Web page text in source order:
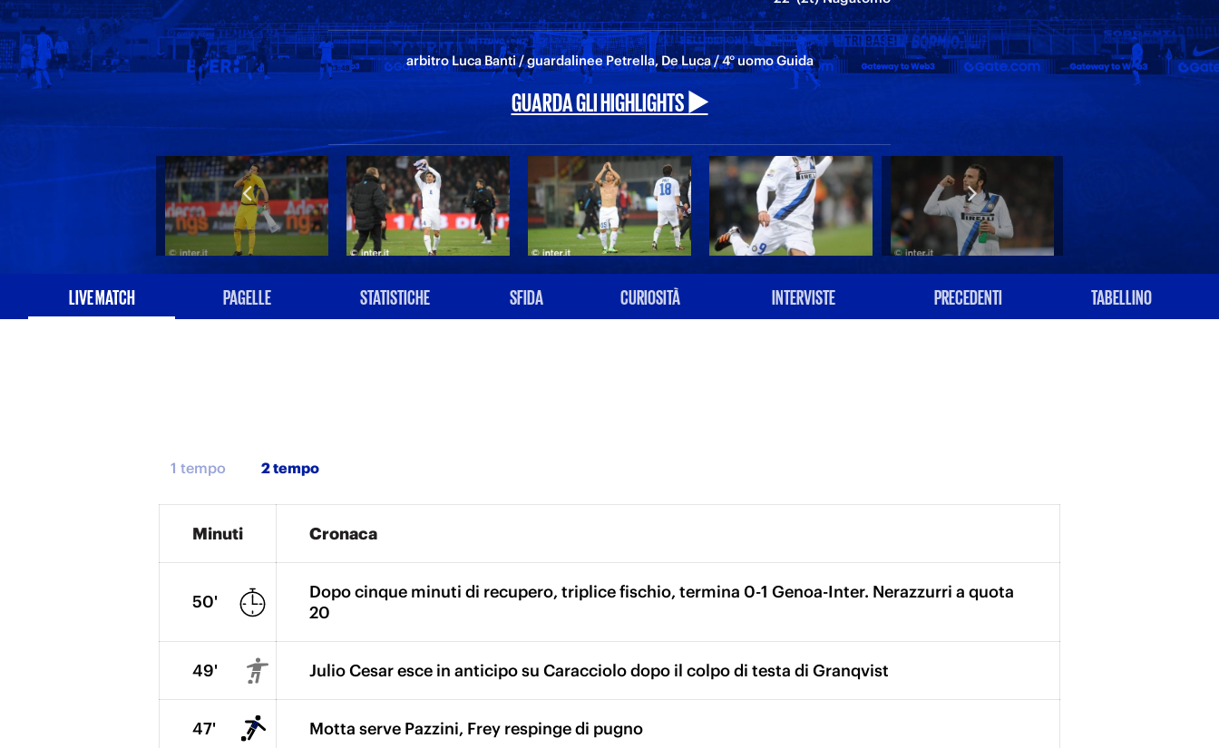
arbitro Luca Banti / guardalinee Petrella, De Luca / 4° uomo Guida
GUARDA GLI HIGHLIGHTS ▶️
LIVE MATCH PAGELLE STATISTICHE SFIDA CURIOSITÀ INTERVISTE PRECEDENTI TABELLINO
1 tempo
Minuti Cronaca
50'
Dopo cinque minuti di recupero, triplice fischio, termina 0-1 Genoa-Inter. Nerazzurri a quota
20
49' Julio Cesar esce in anticipo su Caracciolo dopo il colpo di testa di Granqvist
47' Motta serve Pazzini, Frey respinge di pugno